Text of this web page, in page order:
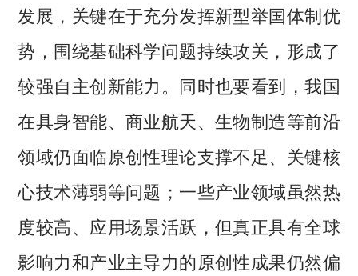
发展，关键在于充分发挥新型举国体制优
势，围绕基础科学问题持续攻关，形成了
较强自主创新能力。同时也要看到，我国
在具身智能、商业航天、生物制造等前沿
领域仍面临原创性理论支撑不足、关键核
心技术薄弱等问题；一些产业领域虽然热
度较高、应用场景活跃，但真正具有全球
影响力和产业主导力的原创性成果仍然偏